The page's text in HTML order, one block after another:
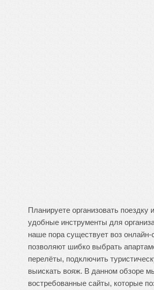
Планируете организовать поездку
удобные инструменты для
наше пора существует воз онлайн-
позволяют шибко выбрать
перелёты, подключить
выискать вояж. В данном обзоре
востребованные сайты, которые